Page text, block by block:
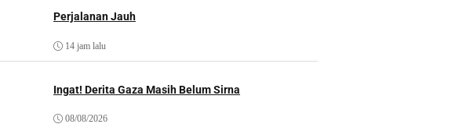
Perjalanan Jauh
14 jam lalu
Ingat! Derita Gaza Masih Belum Sirna
08/08/2026